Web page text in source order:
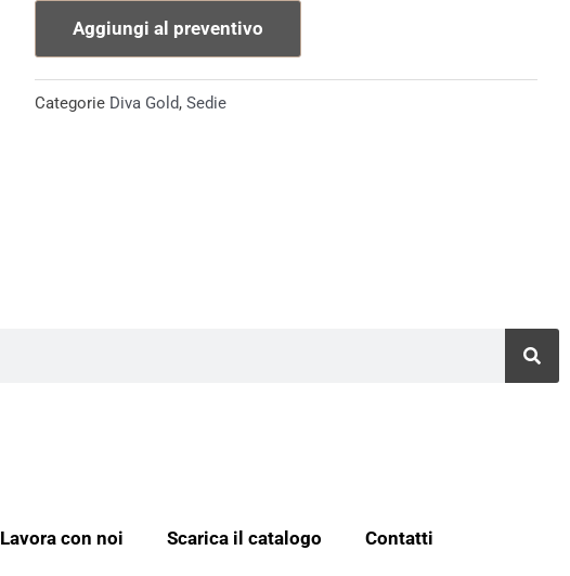
quantitàAggiungi al preventivo
Categorie Diva Gold, Sedie
Lavora con noi Scarica il catalogo Contatti